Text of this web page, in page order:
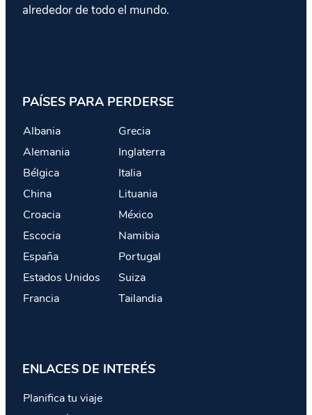
alrededor de todo el mundo.
PAÍSES PARA PERDERSE
Albania
Alemania
Bélgica
China
Croacia
Escocia
España
Estados Unidos
Francia
Grecia
Inglaterra
Italia
Lituania
México
Namibia
Portugal
Suiza
Tailandia
ENLACES DE INTERÉS
Planifica tu viaje